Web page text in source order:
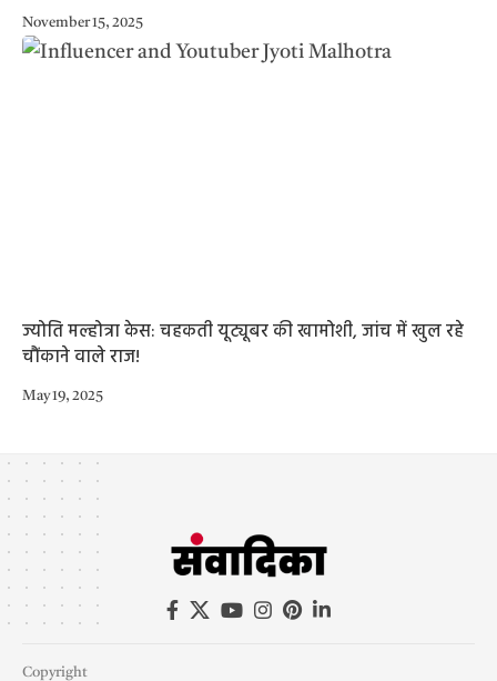
November 15, 2025
ज्योति मल्होत्रा केस: चहकती यूट्यूबर की खामोशी, जांच में खुल रहे
चौंकाने वाले राज!
May 19, 2025
Copyright